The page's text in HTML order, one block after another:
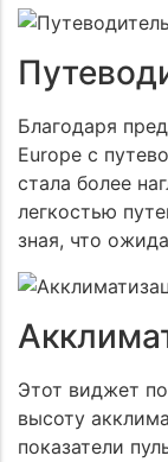
Благодаря
Europe с
стала более
легкостью
зная, что
Этот виджет
высоту
показатели